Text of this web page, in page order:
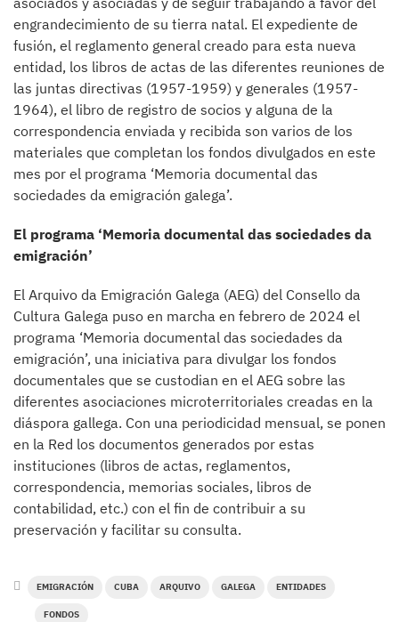
engrandecimiento de su tierra natal. El expediente de
fusión, el reglamento general creado para esta nueva
entidad, los libros de actas de las diferentes reuniones de
las juntas directivas (1957-1959) y generales (1957-
1964), el libro de registro de socios y alguna de la
correspondencia enviada y recibida son varios de los
materiales que completan los fondos divulgados en este
mes por el programa ‘Memoria documental das
sociedades da emigración galega’.
El programa ‘Memoria documental das sociedades da
emigración’
El Arquivo da Emigración Galega (AEG) del Consello da
Cultura Galega puso en marcha en febrero de 2024 el
programa ‘Memoria documental das sociedades da
emigración’, una iniciativa para divulgar los fondos
documentales que se custodian en el AEG sobre las
diferentes asociaciones microterritoriales creadas en la
diáspora gallega. Con una periodicidad mensual, se ponen
en la Red los documentos generados por estas
instituciones (libros de actas, reglamentos,
correspondencia, memorias sociales, libros de
contabilidad, etc.) con el fin de contribuir a su
preservación y facilitar su consulta.
EMIGRACIÓN CUBA ARQUIVO GALEGA ENTIDADES
FONDOS